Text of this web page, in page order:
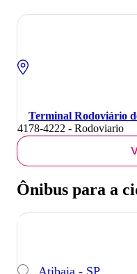
Terminal Rodoviário
4178-4222 - Rodoviario
Ônibus para a
Atibaia - SP